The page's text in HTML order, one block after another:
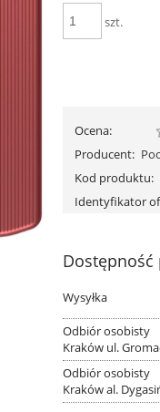
szt.
Ocena:
Producent:
Kod produktu:
Identyfikator
Wysyłka
Odbiór osobisty
Kraków ul.
Odbiór osobisty
Kraków al.